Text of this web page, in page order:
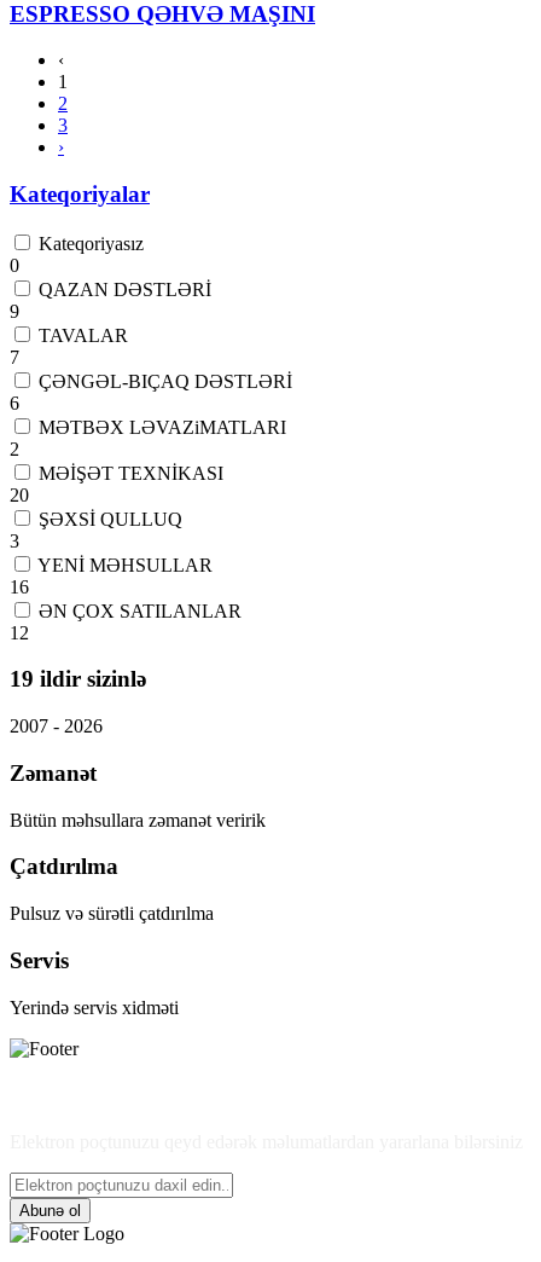
ESPRESSO QƏHVƏ MAŞINI
‹
1
2
3
›
Kateqoriyalar
Kateqoriyasız
0
QAZAN DƏSTLƏRİ
9
TAVALAR
7
ÇƏNGƏL-BIÇAQ DƏSTLƏRİ
6
MƏTBƏX LƏVAZiMATLARI
2
MƏİŞƏT TEXNİKASI
20
ŞƏXSİ QULLUQ
3
YENİ MƏHSULLAR
16
ƏN ÇOX SATILANLAR
12
19 ildir sizinlə
2007 - 2026
Zəmanət
Bütün məhsullara zəmanət veririk
Çatdırılma
Pulsuz və sürətli çatdırılma
Servis
Yerində servis xidməti
Abunə ol